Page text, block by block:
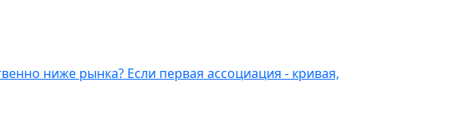
ниже рынка? Если первая ассоциация - кривая,